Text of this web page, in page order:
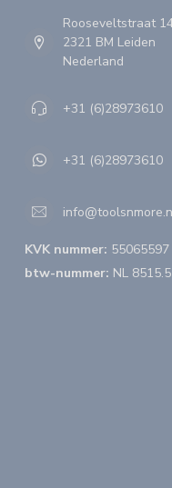
Rooseveltstraat
2321 BM Leiden
Nederland
+31 (6)28973610
+31 (6)28973610
KVK nummer: 55065597
btw-nummer: NL